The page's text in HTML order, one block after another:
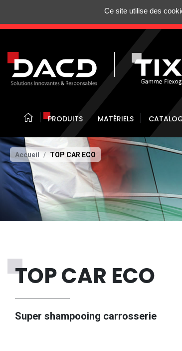
PRODUITS MATÉRIELS
Accueil TOP CAR ECO
TOP CAR ECO
Super shampooing carrosserie
Ce site utilise des